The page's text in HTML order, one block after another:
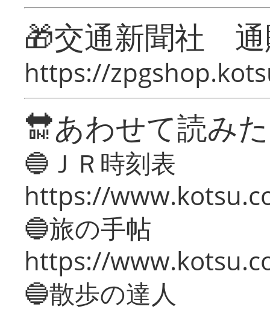
🎁交通新聞社
https://
🔛あわせて読み
🔵ＪＲ時刻表
https://
🔵旅の手帖
https://
🔵散歩の達人